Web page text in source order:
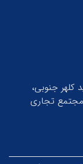
کلهر جنوبی،
تجاری